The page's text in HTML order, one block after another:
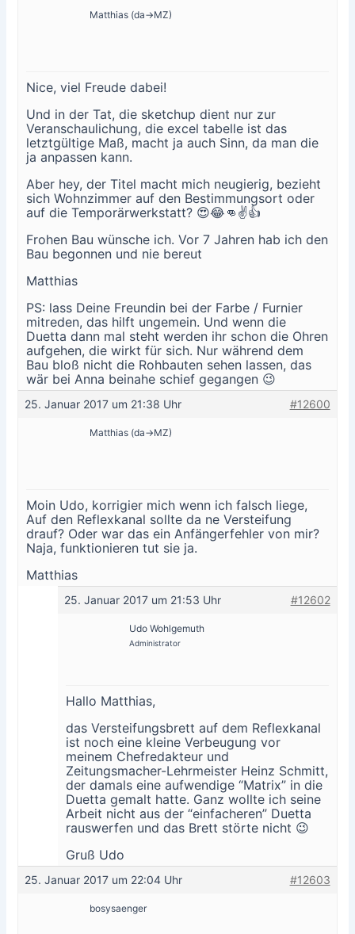
Matthias (da->MZ)
Nice, viel Freude dabei!
Und in der Tat, die sketchup dient nur zur
Veranschaulichung, die excel tabelle ist das
letztgültige Maß, macht ja auch Sinn, da man die
ja anpassen kann.
Aber hey, der Titel macht mich neugierig, bezieht
sich Wohnzimmer auf den Bestimmungsort oder
auf die Temporärwerkstatt? 😍😂👊✌👍
Frohen Bau wünsche ich. Vor 7 Jahren hab ich den
Bau begonnen und nie bereut
Matthias
PS: lass Deine Freundin bei der Farbe / Furnier
mitreden, das hilft ungemein. Und wenn die
Duetta dann mal steht werden ihr schon die Ohren
aufgehen, die wirkt für sich. Nur während dem
Bau bloß nicht die Rohbauten sehen lassen, das
wär bei Anna beinahe schief gegangen 😉
25. Januar 2017 um 21:38 Uhr #12600
Matthias (da->MZ)
Moin Udo, korrigier mich wenn ich falsch liege,
Auf den Reflexkanal sollte da ne Versteifung
drauf? Oder war das ein Anfängerfehler von mir?
Naja, funktionieren tut sie ja.
Matthias
25. Januar 2017 um 21:53 Uhr #12602
Udo Wohlgemuth
Administrator
Hallo Matthias,
das Versteifungsbrett auf dem Reflexkanal
ist noch eine kleine Verbeugung vor
meinem Chefredakteur und
Zeitungsmacher-Lehrmeister Heinz Schmitt,
der damals eine aufwendige “Matrix” in die
Duetta gemalt hatte. Ganz wollte ich seine
Arbeit nicht aus der “einfacheren” Duetta
rauswerfen und das Brett störte nicht 😉
Gruß Udo
25. Januar 2017 um 22:04 Uhr #12603
bosysaenger